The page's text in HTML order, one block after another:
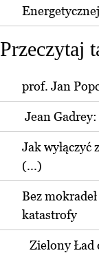
Przeczytaj
prof. Jan
Jean
Jak wyłączyć
(...)
Bez
katastrofy
Zielony Ład